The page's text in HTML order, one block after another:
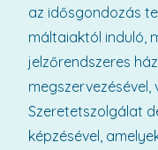
az idősgondozás
máltaiaktól induló,
jelzőrendszeres
Szeretetszolgálat
képzésével,